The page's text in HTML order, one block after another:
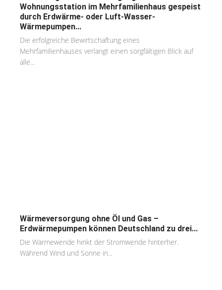
Wohnungsstation im Mehrfamilienhaus gespeist
durch Erdwärme- oder Luft-Wasser-
Wärmepumpen...
Die erfolgreiche Bewirtschaftung eines
Mehrfamilienhauses verlangt einen sorgfältigen Blick auf
alle...
Wärmeversorgung ohne Öl und Gas –
Erdwärmepumpen können Deutschland zu drei...
Die Wärmewende hinkt der Stromwende hinterher.
Während Wind und Sonne in...